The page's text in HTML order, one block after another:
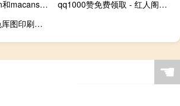
2020保时捷macan和macans区别 保时捷macan2020新款
qq1000赞免费领取 - 红人阁互粉软件
2024香港图库彩色厍图印刷图__广泛的解释落实-2824.3D.A742
☚